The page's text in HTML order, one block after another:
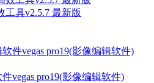
工具v2.5.7 最新版
vegas pro19(影像编辑软件)